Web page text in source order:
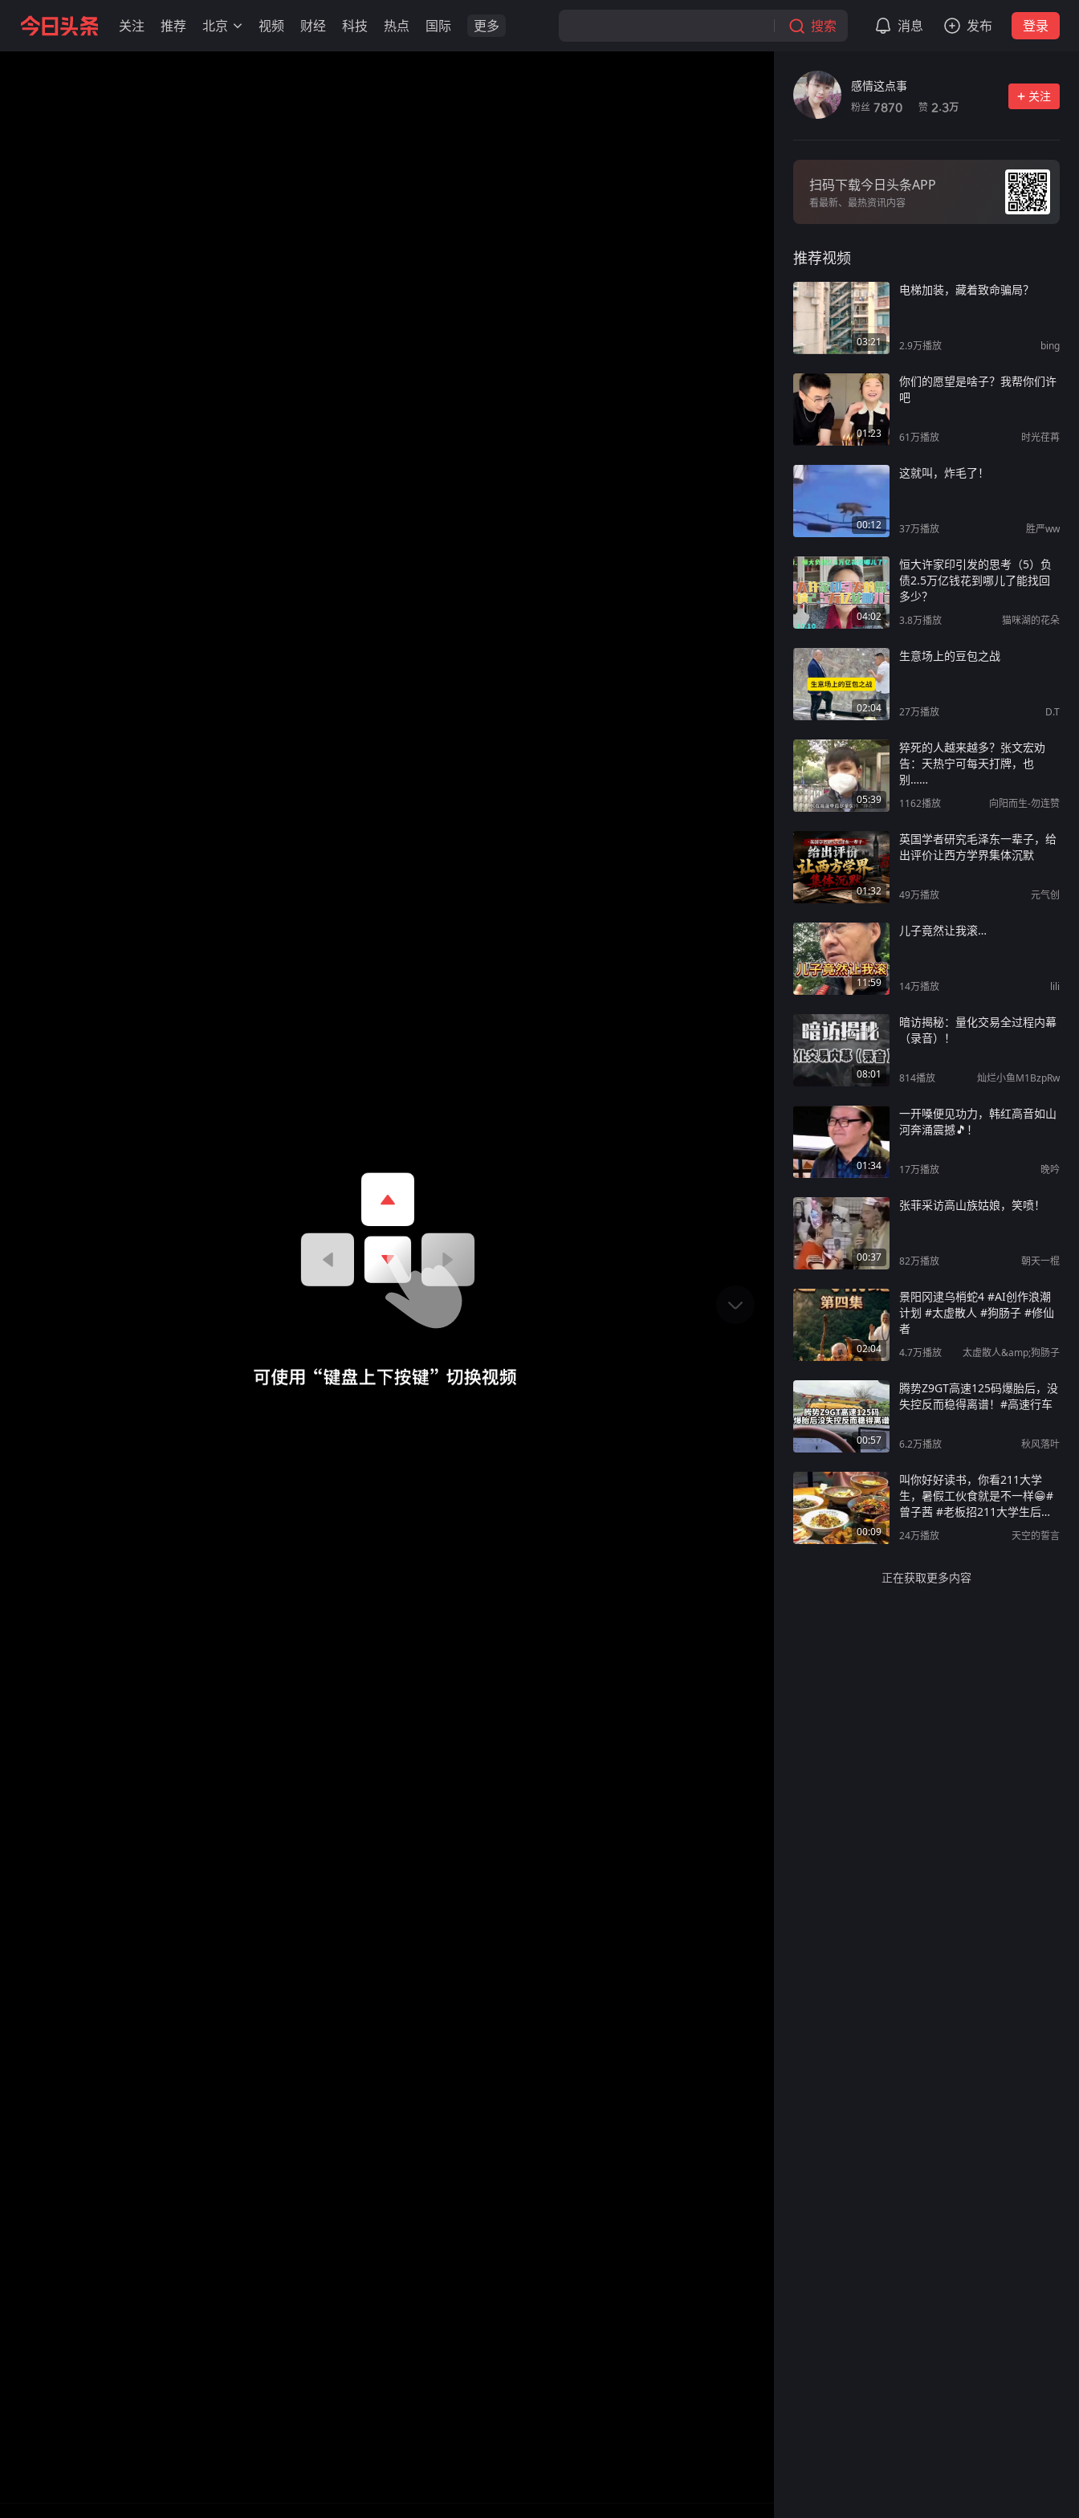
关注 推荐 北京 视频 财经 科技 热点 国际 更多 搜索 消息 发布 登录
感情这点事
粉丝 7870 赞 2.3万
关注
扫码下载今日头条APP
看最新、最热资讯内容
推荐视频
03:21
电梯加装，藏着致命骗局？
2.9万播放 bing
01:23
你们的愿望是啥子？我帮你们许
吧
61万播放 时光荏苒
00:12
这就叫，炸毛了！
37万播放 胜严ww
04:02
恒大许家印引发的思考（5）负
债2.5万亿钱花到哪儿了能找回
多少？
3.8万播放 猫咪湖的花朵
02:04
生意场上的豆包之战
27万播放 D.T
05:39
猝死的人越来越多？张文宏劝
告：天热宁可每天打牌，也
别……
1162播放 向阳而生-勿连赞
01:32
英国学者研究毛泽东一辈子，给
出评价让西方学界集体沉默
49万播放 元气创
11:59
儿子竟然让我滚…
14万播放 lili
08:01
暗访揭秘：量化交易全过程内幕
（录音）！
814播放 灿烂小鱼M1BzpRw
01:34
一开嗓便见功力，韩红高音如山
河奔涌震撼🎵！
17万播放 晚吟
00:37
张菲采访高山族姑娘，笑喷！
82万播放 朝天一棍
02:04
景阳冈逮乌梢蛇4 #AI创作浪潮
计划 #太虚散人 #狗肠子 #修仙
者
4.7万播放 太虚散人&amp;狗肠子
00:57
腾势Z9GT高速125码爆胎后，没
失控反而稳得离谱！#高速行车
6.2万播放 秋风落叶
00:09
叫你好好读书，你看211大学
生，暑假工伙食就是不一样😁#
曾子茜 #老板招211大学生后退
掉孩子暑假班 #长沙 #暑假工 #
暑假工的正确打开方式
24万播放 天空的誓言
正在获取更多内容